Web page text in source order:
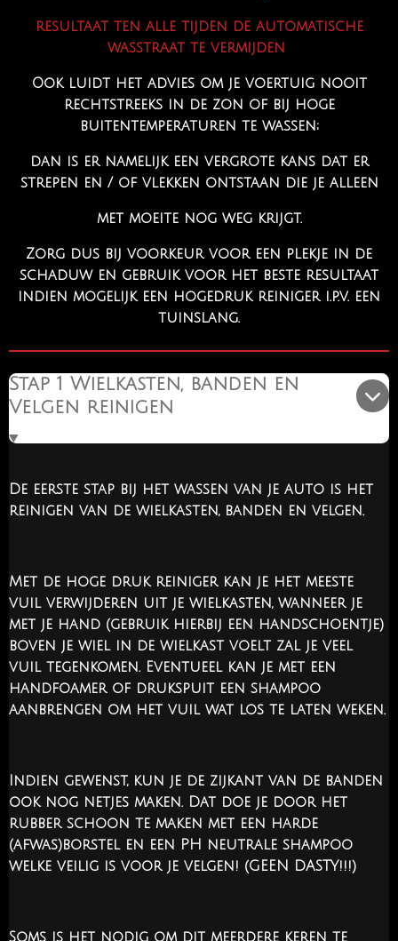
resultaat ten alle tijden de automatische
wasstraat te vermijden
Ook luidt het advies om je voertuig nooit
rechtstreeks in de zon of bij hoge
buitentemperaturen te wassen;
dan is er namelijk een vergrote kans dat er
strepen en / of vlekken ontstaan die je alleen
met moeite nog weg krijgt.
Zorg dus bij voorkeur voor een plekje in de
schaduw en gebruik voor het beste resultaat
indien mogelijk een hogedruk reiniger i.p.v. een
tuinslang.
Stap 1 Wielkasten, banden en
Velgen reinigen
De eerste stap bij het wassen van je auto is het
reinigen van de wielkasten, banden en velgen.
Met de hoge druk reiniger kan je het meeste
vuil verwijderen uit je wielkasten, wanneer je
met je hand (gebruik hierbij een handschoentje)
boven je wiel in de wielkast voelt zal je veel
vuil tegenkomen. Eventueel kan je met een
handfoamer of drukspuit een shampoo
aanbrengen om het vuil wat los te laten weken.
Indien gewenst, kun je de zijkant van de banden
ook nog netjes maken. Dat doe je door het
rubber schoon te maken met een harde
(afwas)borstel en een PH neutrale shampoo
welke veilig is voor je velgen! (GEEN DASTY!!!)
Soms is het nodig om dit meerdere keren te